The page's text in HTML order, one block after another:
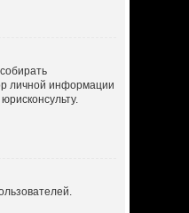
личной информации